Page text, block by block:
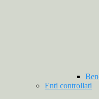
Enti controllati